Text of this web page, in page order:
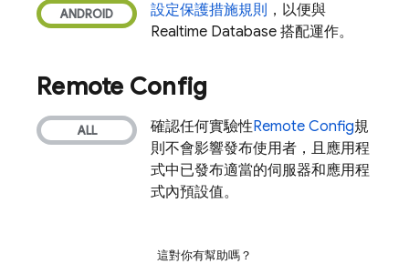
設定保護措施規則 ，以便與
Realtime Database 搭配運作。
Remote Config
確認任何實驗性Remote Config規
則不會影響發布使用者，且應用程
式中已發布適當的伺服器和應用程
式內預設值。
這對你有幫助嗎？